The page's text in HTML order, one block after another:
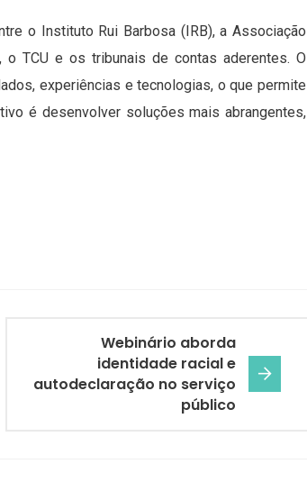
o Instituto Rui Barbosa (IRB), a Associação
TCU e os tribunais de contas aderentes. O
experiências e tecnologias, o que permite
é desenvolver soluções mais abrangentes,
Webinário aborda
identidade racial e
autodeclaração no serviço
público